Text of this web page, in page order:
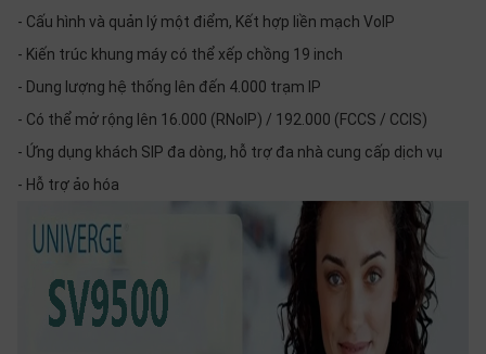
- Cấu hình và quản lý một điểm, Kết hợp liền mạch VoIP
- Kiến trúc khung máy có thể xếp chồng 19 inch
- Dung lượng hệ thống lên đến 4.000 trạm IP
- Có thể mở rộng lên 16.000 (RNoIP) / 192.000 (FCCS / CCIS)
- Ứng dụng khách SIP đa dòng, hỗ trợ đa nhà cung cấp dịch vụ
- Hỗ trợ ảo hóa